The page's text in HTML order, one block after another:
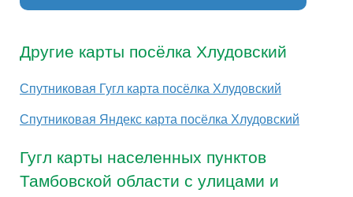
Другие карты посёлка Хлудовский
Спутниковая Гугл карта посёлка Хлудовский
Спутниковая Яндекс карта посёлка Хлудовский
Гугл карты населенных пунктов
Тамбовской области с улицами и